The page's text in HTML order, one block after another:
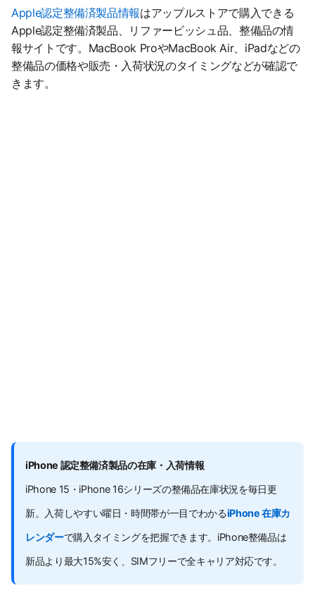
Apple認定整備済製品情報はアップルストアで購入できる
Apple認定整備済製品、リファービッシュ品、整備品の情
報サイトです。MacBook ProやMacBook Air、iPadなどの
整備品の価格や販売・入荷状況のタイミングなどが確認で
きます。
iPhone 認定整備済製品の在庫・入荷情報
iPhone 15・iPhone 16シリーズの整備品在庫状況を毎日更
新。入荷しやすい曜日・時間帯が一目でわかるiPhone 在庫カ
レンダーで購入タイミングを把握できます。iPhone整備品は
新品より最大15%安く、SIMフリーで全キャリア対応です。